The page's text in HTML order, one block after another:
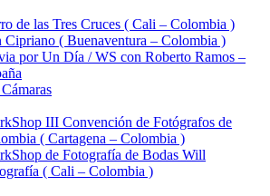
de las Tres Cruces ( Cali – Colombia )
Cipriano ( Buenaventura – Colombia )
por Un Día / WS con Roberto Ramos –
III Convención de Fotógrafos de
( Cartagena – Colombia )
de Fotografía de Bodas Will
( Cali – Colombia )